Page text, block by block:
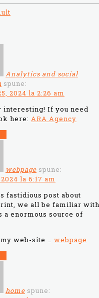
Analytics and social
spune:
2024 la 2:26 am
interesting! If you need
here: ARA Agency
webpage spune:
la 6:17 am
fastidious post about
we all be familiar with
a enormous source of
web-site … webpage
home spune: